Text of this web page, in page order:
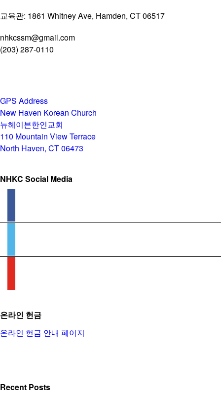
교육관: 1861 Whitney Ave, Hamden, CT 06517
nhkcssm@gmail.com
(203) 287-0110
GPS Address
New Haven Korean Church
뉴헤이븐한인교회
110 Mountain View Terrace
North Haven, CT 06473
NHKC Social Media
온라인 헌금
온라인 헌금 안내 페이지
Recent Posts